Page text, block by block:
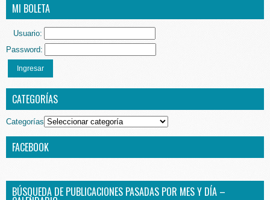
MI BOLETA
Usuario:
Password:
Ingresar
CATEGORÍAS
Categorías
FACEBOOK
BÚSQUEDA DE PUBLICACIONES PASADAS POR MES Y DÍA –